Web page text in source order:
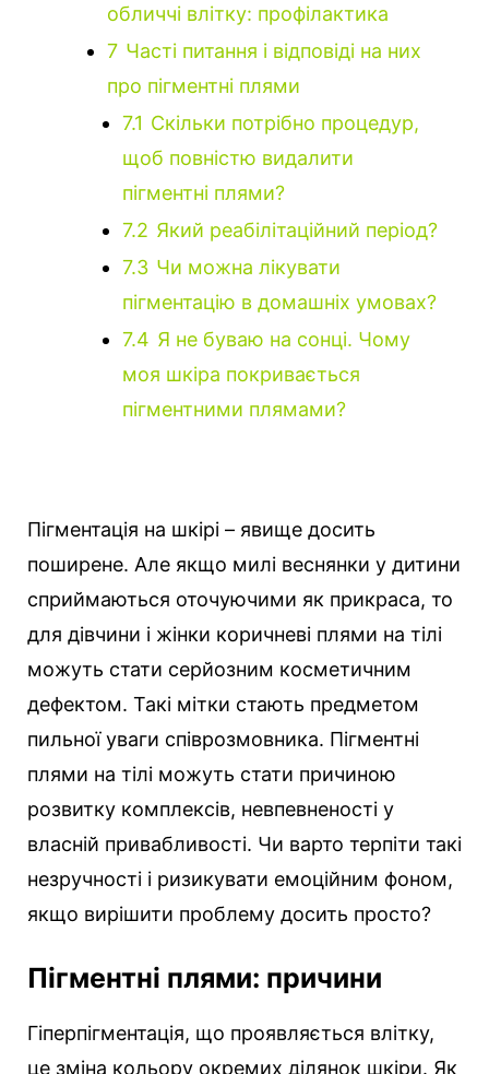
обличчі влітку: профілактика
7 Часті питання і відповіді на них
про пігментні плями
7.1 Скільки потрібно процедур,
щоб повністю видалити
пігментні плями?
7.2 Який реабілітаційний період?
7.3 Чи можна лікувати
пігментацію в домашніх умовах?
7.4 Я не буваю на сонці. Чому
моя шкіра покривається
пігментними плямами?
Пігментація на шкірі – явище досить
поширене. Але якщо милі веснянки у дитини
сприймаються оточуючими як прикраса, то
для дівчини і жінки коричневі плями на тілі
можуть стати серйозним косметичним
дефектом. Такі мітки стають предметом
пильної уваги співрозмовника. Пігментні
плями на тілі можуть стати причиною
розвитку комплексів, невпевненості у
власній привабливості. Чи варто терпіти такі
незручності і ризикувати емоційним фоном,
якщо вирішити проблему досить просто?
Пігментні плями: причини
Гіперпігментація, що проявляється влітку,
це зміна кольору окремих ділянок шкіри. Як